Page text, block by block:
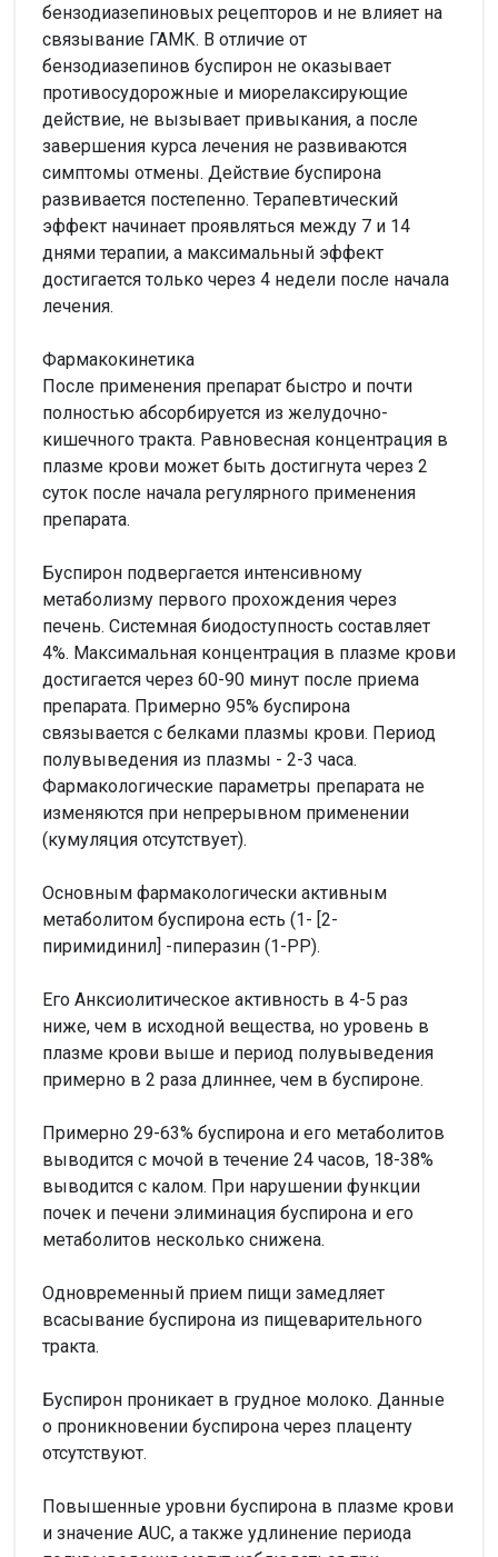
бензодиазепиновых рецепторов и не влияет на
связывание ГАМК. В отличие от
бензодиазепинов буспирон не оказывает
противосудорожные и миорелаксирующие
действие, не вызывает привыкания, а после
завершения курса лечения не развиваются
симптомы отмены. Действие буспирона
развивается постепенно. Терапевтический
эффект начинает проявляться между 7 и 14
днями терапии, а максимальный эффект
достигается только через 4 недели после начала
лечения.
Фармакокинетика
После применения препарат быстро и почти
полностью абсорбируется из желудочно-
кишечного тракта. Равновесная концентрация в
плазме крови может быть достигнута через 2
суток после начала регулярного применения
препарата.
Буспирон подвергается интенсивному
метаболизму первого прохождения через
печень. Системная биодоступность составляет
4%. Максимальная концентрация в плазме крови
достигается через 60-90 минут после приема
препарата. Примерно 95% буспирона
связывается с белками плазмы крови. Период
полувыведения из плазмы - 2-3 часа.
Фармакологические параметры препарата не
изменяются при непрерывном применении
(кумуляция отсутствует).
Основным фармакологически активным
метаболитом буспирона есть (1- [2-
пиримидинил] -пиперазин (1-РР).
Его Анксиолитическое активность в 4-5 раз
ниже, чем в исходной вещества, но уровень в
плазме крови выше и период полувыведения
примерно в 2 раза длиннее, чем в буспироне.
Примерно 29-63% буспирона и его метаболитов
выводится с мочой в течение 24 часов, 18-38%
выводится с калом. При нарушении функции
почек и печени элиминация буспирона и его
метаболитов несколько снижена.
Одновременный прием пищи замедляет
всасывание буспирона из пищеварительного
тракта.
Буспирон проникает в грудное молоко. Данные
о проникновении буспирона через плаценту
отсутствуют.
Повышенные уровни буспирона в плазме крови
и значение AUC, а также удлинение периода